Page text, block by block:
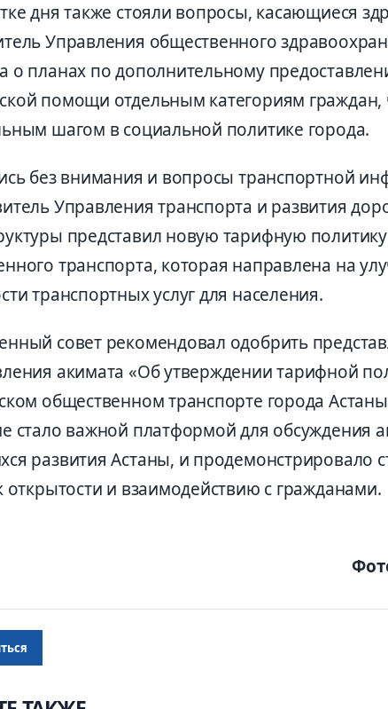
дня также стояли вопросы, касающиеся
Управления общественного
о планах по дополнительному
помощи отдельным категориям граждан,
шагом в социальной политике города.
без внимания и вопросы транспортной
Управления транспорта и развития
представил новую тарифную политику
транспорта, которая направлена на
транспортных услуг для населения.
совет рекомендовал одобрить
акимата «Об утверждении тарифной
общественном транспорте города
стало важной платформой для обсуждения
развития Астаны, и продемонстрировало
открытости и взаимодействию с гражданами.